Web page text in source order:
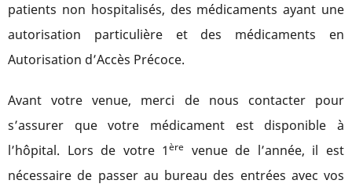
patients non hospitalisés, des médicaments ayant une
autorisation particulière et des médicaments en
Autorisation d’Accès Précoce.
Avant votre venue, merci de nous contacter pour
s’assurer que votre médicament est disponible à
l’hôpital. Lors de votre 1ère venue de l’année, il est
nécessaire de passer au bureau des entrées avec vos